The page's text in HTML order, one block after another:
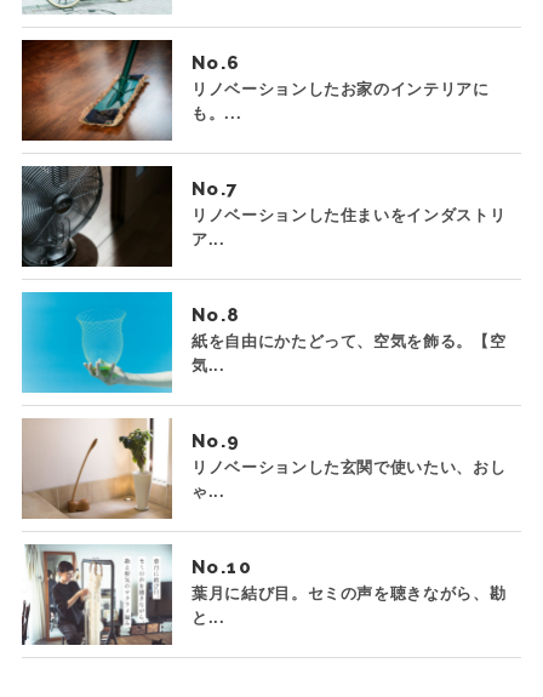
No.
リノベーションしたお家のインテリアに
も。...
No.
リノベーションした住まいをインダストリ
ア...
No.
紙を自由にかたどって、空気を飾る。【空
気...
No.
リノベーションした玄関で使いたい、おし
ゃ...
No.
葉月に結び目。セミの声を聴きながら、勘
と...